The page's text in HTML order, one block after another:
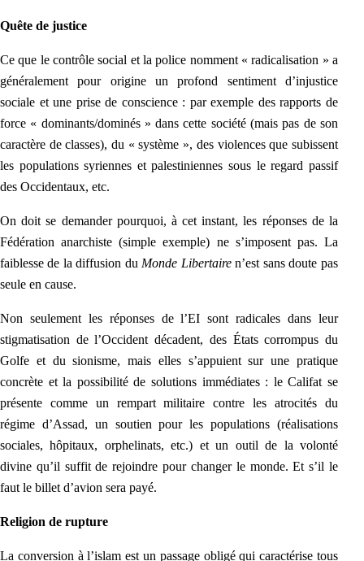
Quête de justice
Ce que le contrôle social et la police nomment « radicalisation » a
généralement pour origine un profond sentiment d’injustice
sociale et une prise de conscience : par exemple des rapports de
force « dominants/dominés » dans cette société (mais pas de son
caractère de classes), du « système », des violences que subissent
les populations syriennes et palestiniennes sous le regard passif
des Occidentaux, etc.
On doit se demander pourquoi, à cet instant, les réponses de la
Fédération anarchiste (simple exemple) ne s’imposent pas. La
faiblesse de la diffusion du Monde Libertairen’est sans doute pas
seule en cause.
Non seulement les réponses de l’EI sont radicales dans leur
stigmatisation de l’Occident décadent, des États corrompus du
Golfe et du sionisme, mais elles s’appuient sur une pratique
concrète et la possibilité de solutions immédiates : le Califat se
présente comme un rempart militaire contre les atrocités du
régime d’Assad, un soutien pour les populations (réalisations
sociales, hôpitaux, orphelinats, etc.) et un outil de la volonté
divine qu’il suffit de rejoindre pour changer le monde. Et s’il le
faut le billet d’avion sera payé.
Religion de rupture
La conversion à l’islam est un passage obligé qui caractérise tous